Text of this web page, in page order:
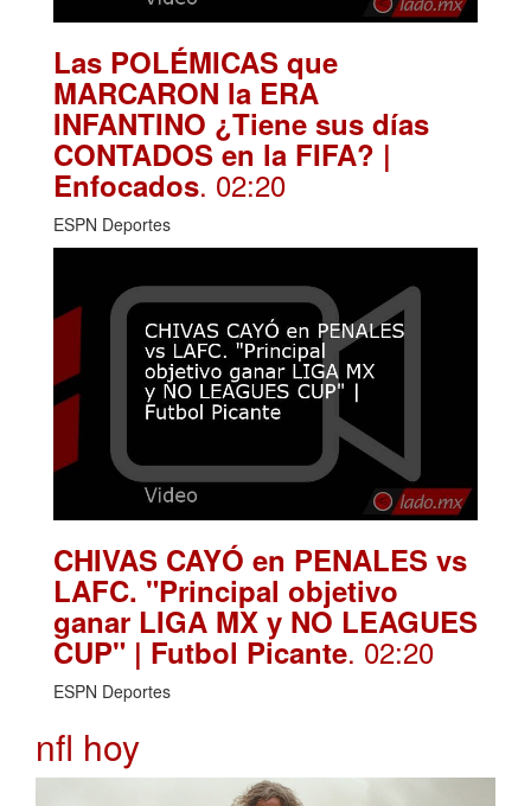
Las POLÉMICAS que
MARCARON la ERA
INFANTINO ¿Tiene sus días
CONTADOS en la FIFA? |
Enfocados. 02:20
ESPN Deportes
CHIVAS CAYÓ en PENALES vs
LAFC. "Principal objetivo
ganar LIGA MX y NO LEAGUES
CUP" | Futbol Picante. 02:20
ESPN Deportes
nfl hoy